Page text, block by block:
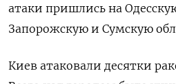
атаки пришлись на
Запорожскую и Сумскую
Киев атаковали десятки